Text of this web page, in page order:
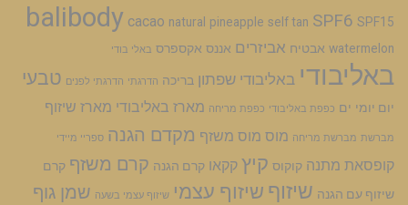
balibody cacao natural pineapple self tan SPF6 SPF15
watermelon אבטיח אביזרים אננס אקספרס באלי בודי
באליבודי באליבודי שפתון בריכה הדרגתי הדרגתי לפנים טבעי
יום יומי ים כפפת באליבודי כפפת מריחה מארז באליבודי מארז שיזוף
מברשת מברשת מריחה מוס מוס משזף מקדם הגנה ספריי מיידי
קופסאת מתנה קוקוס קיץ קקאו קרם הגנה קרם משזף קרם
שיזוף עם הגנה שיזוף שיזוף עצמי שיזוף עצמי בשעה שמן גוף